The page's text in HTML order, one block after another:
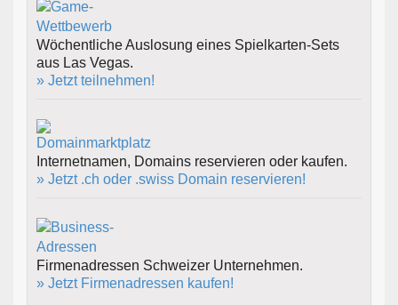
Wöchentliche Auslosung eines Spielkarten-Sets
aus Las Vegas.
» Jetzt teilnehmen!
Internetnamen, Domains reservieren oder kaufen.
» Jetzt .ch oder .swiss Domain reservieren!
Firmenadressen Schweizer Unternehmen.
» Jetzt Firmenadressen kaufen!